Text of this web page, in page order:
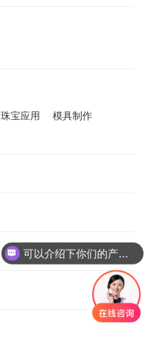
珠宝应用 模具制作
可以介绍下你们的产品么